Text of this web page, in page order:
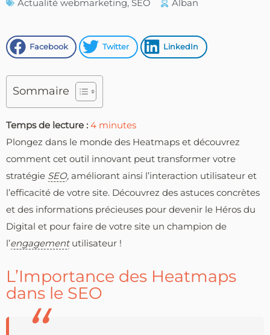
Actualité webmarketing, SEO Alban
Facebook Twitter LinkedIn
Sommaire
Temps de lecture : 4 minutes
Plongez dans le monde des Heatmaps et découvrez
comment cet outil innovant peut transformer votre
stratégie SEO, améliorant ainsi l’interaction utilisateur et
l’efficacité de votre site. Découvrez des astuces concrètes
et des informations précieuses pour devenir le Héros du
Digital et pour faire de votre site un champion de
l’engagementutilisateur !
L’Importance des Heatmaps
dans le SEO